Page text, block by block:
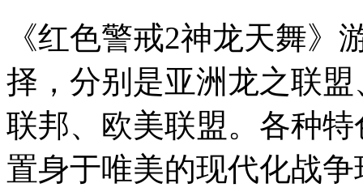
《红色警戒2神龙天舞
择，分别是亚洲龙之联
联邦、欧美联盟。各种
置身于唯美的现代化战